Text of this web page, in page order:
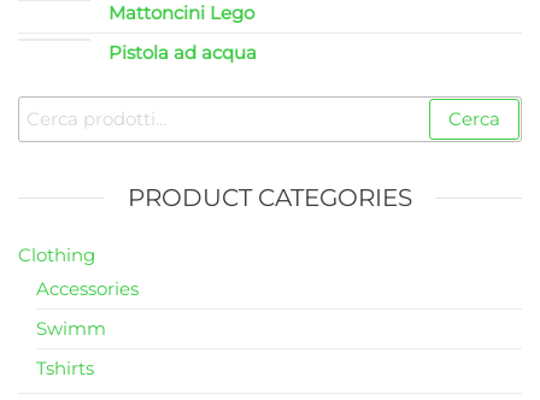
Mattoncini Lego
Pistola ad acqua
Cerca: Cerca
PRODUCT CATEGORIES
Clothing
Accessories
Swimm
Tshirts